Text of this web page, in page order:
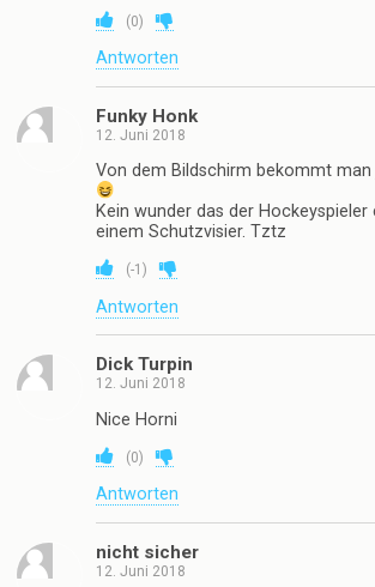
(0)
Antworten
Funky Honk
12. Juni 2018
Von dem Bildschirm bekommt man
Kein wunder das der
einem Schutzvisier. Tztz
(-1 )
Antworten
Dick Turpin
12. Juni 2018
Nice Horni
(0)
Antworten
nicht sicher
12. Juni 2018